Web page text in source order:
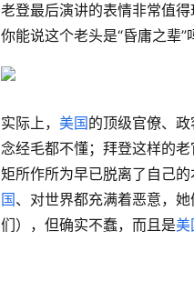
老登最后演讲的表情非常值
你能说这个老头是“昏庸之辈”
实际上， 美国的顶级官僚、
念经毛都不懂；拜登这样的
矩所作所为早已脱离了自己
国、对世界都充满着恶意，
们），但确实不蠢，而且是美